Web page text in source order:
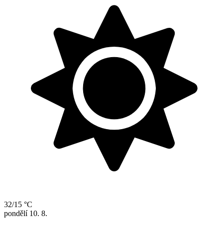
32/15 °C
pondělí 10. 8.